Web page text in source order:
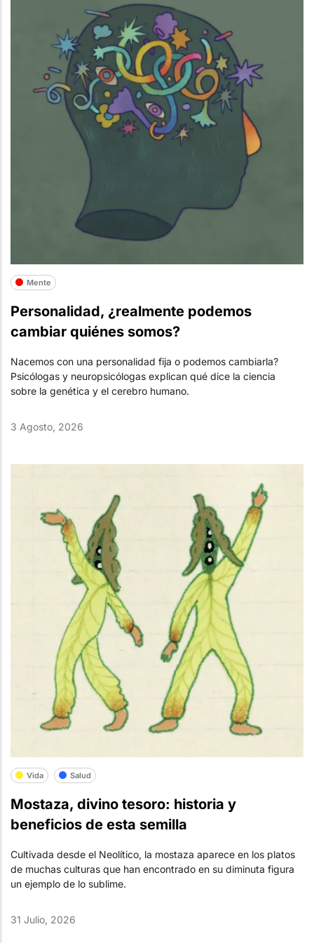
Mente
Personalidad, ¿realmente podemos
cambiar quiénes somos?
Nacemos con una personalidad fija o podemos cambiarla?
Psicólogas y neuropsicólogas explican qué dice la ciencia
sobre la genética y el cerebro humano.
3 Agosto, 2026
Vida Salud
Mostaza, divino tesoro: historia y
beneficios de esta semilla
Cultivada desde el Neolítico, la mostaza aparece en los platos
de muchas culturas que han encontrado en su diminuta figura
un ejemplo de lo sublime.
31 Julio, 2026